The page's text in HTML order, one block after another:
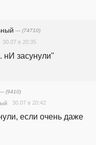
— (74710)
30.07 в 20:35
нИ засунули"
(9410)
30.07 в 20:42
если очень даже